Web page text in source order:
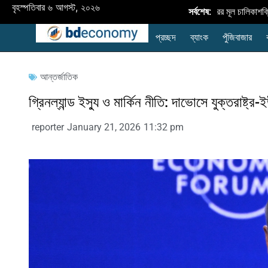
বৃহস্পতিবার ৬ আগস্ট, ২০২৬ সর্বশেষ:
বাংলাদেশে নবায়নযোগ্য জ্বালানি প্রসারের মূল চালিকাশক্তি
প্রচ্ছদ ব্যাংক পুঁজিবাজার
আন্তর্জাতিক
গ্রিনল্যান্ড ইস্যু ও মার্কিন নীতি: দাভোসে
reporter January 21, 2026 11:32 pm